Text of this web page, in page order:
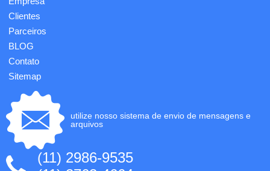
Clientes
Parceiros
BLOG
Contato
Sitemap
utilize nosso sistema de envio de mensagens e
arquivos
(11) 2986-9535